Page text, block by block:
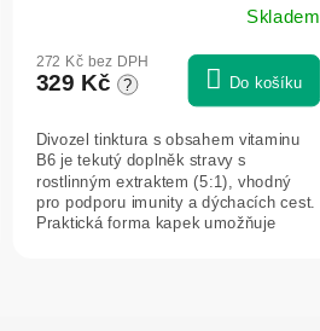
Skladem
272 Kč bez DPH
329 Kč ? Do košíku
Divozel tinktura s obsahem vitaminu
B6 je tekutý doplněk stravy s
rostlinným extraktem (5:1), vhodný
pro podporu imunity a dýchacích cest.
Praktická forma kapek umožňuje